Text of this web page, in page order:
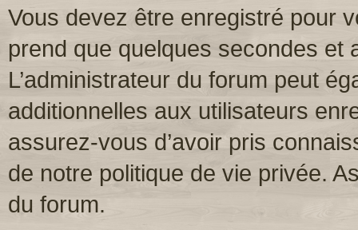
Vous devez être enregistré pour
prend que quelques secondes et
L’administrateur du forum peut
additionnelles aux utilisateurs
assurez-vous d’avoir pris
de notre politique de vie privée.
du forum.